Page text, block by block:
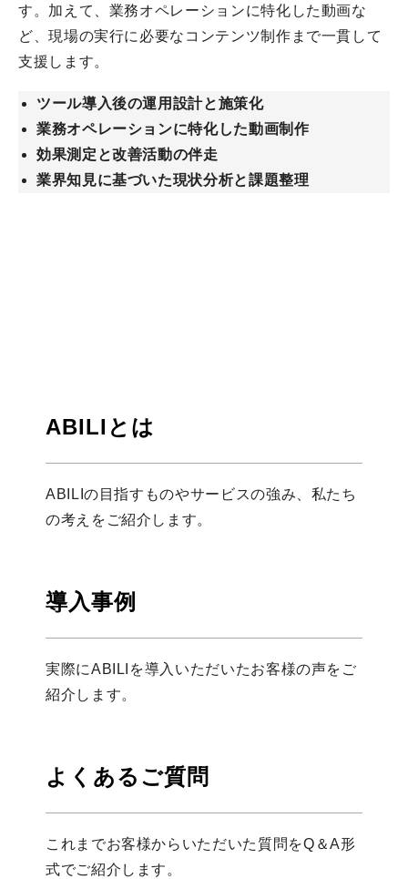
す。加えて、業務オペレーションに特化した動画な
ど、現場の実行に必要なコンテンツ制作まで一貫して
支援します。
ツール導入後の運用設計と施策化
業務オペレーションに特化した動画制作
効果測定と改善活動の伴走
業界知見に基づいた現状分析と課題整理
ABILIとは
ABILIの目指すものやサービスの強み、私たち
の考えをご紹介します。
導入事例
実際にABILIを導入いただいたお客様の声をご
紹介します。
よくあるご質問
これまでお客様からいただいた質問をQ＆A形
式でご紹介します。